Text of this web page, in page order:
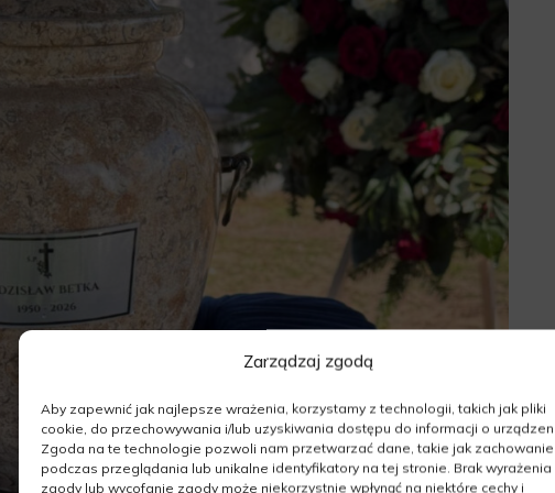
Zarządzaj zgodą
Aby zapewnić jak najlepsze wrażenia, korzystamy z technologii, takich jak pliki
cookie, do przechowywania i/lub uzyskiwania dostępu do informacji o
Zgoda na te technologie pozwoli nam przetwarzać dane, takie jak zachowanie
podczas przeglądania lub unikalne identyfikatory na tej stronie. Brak wyrażenia
zgody lub wycofanie zgody może niekorzystnie wpłynąć na niektóre cechy i